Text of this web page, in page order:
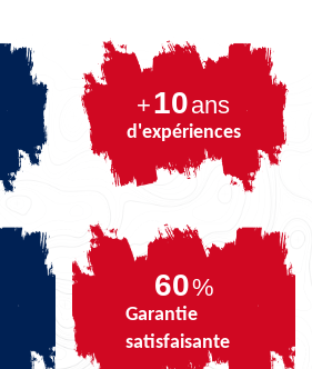
+10ans
d'expériences
71%
Garantie
satisfaisante